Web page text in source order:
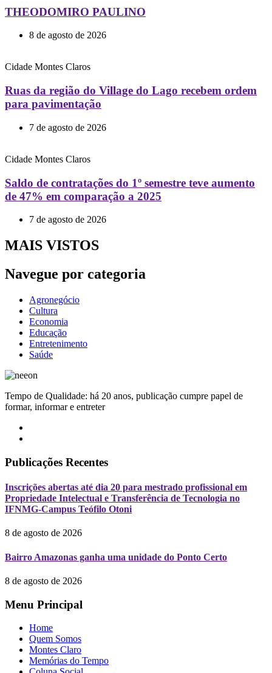
THEODOMIRO PAULINO
8 de agosto de 2026
Cidade Montes Claros
Ruas da região do Village do Lago recebem ordem
para pavimentação
7 de agosto de 2026
Cidade Montes Claros
Saldo de contratações do 1º semestre teve aumento
de 47% em comparação a 2025
7 de agosto de 2026
MAIS VISTOS
Navegue por categoria
Agronegócio
Cultura
Economia
Educação
Entretenimento
Saúde
Tempo de Qualidade: há 20 anos, publicação cumpre papel de
formar, informar e entreter
Publicações Recentes
Inscrições abertas até dia 20 para mestrado profissional em
Propriedade Intelectual e Transferência de Tecnologia no
IFNMG-Campus Teófilo Otoni
8 de agosto de 2026
Bairro Amazonas ganha uma unidade do Ponto Certo
8 de agosto de 2026
Menu Principal
Home
Quem Somos
Montes Claro
Memórias do Tempo